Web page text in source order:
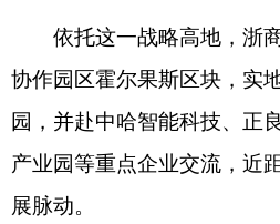
依托这一战略高地，浙商
协作园区霍尔果斯区块，实
园，并赴中哈智能科技、正
产业园等重点企业交流，近
展脉动。